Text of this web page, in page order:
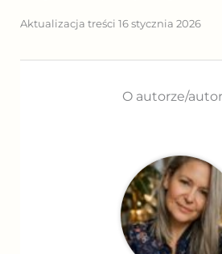
Aktualizacja treści 16 stycznia 2026
O autorze/